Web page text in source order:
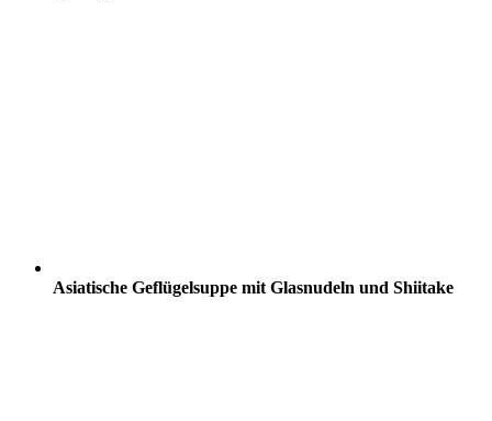
Asiatische Geflügelsuppe mit Glasnudeln und Shiitake